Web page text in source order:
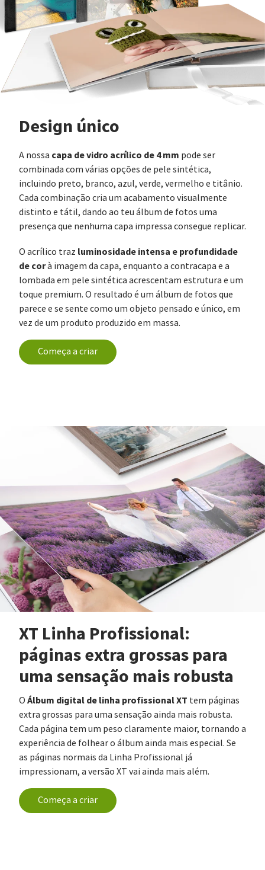
Design único
A nossa capa de vidro acrílico de 4 mm pode ser
combinada com várias opções de pele sintética,
incluindo preto, branco, azul, verde, vermelho e titânio.
Cada combinação cria um acabamento visualmente
distinto e tátil, dando ao teu álbum de fotos uma
presença que nenhuma capa impressa consegue replicar.
O acrílico traz luminosidade intensa e profundidade
de corà imagem da capa, enquanto a contracapa e a
lombada em pele sintética acrescentam estrutura e um
toque premium. O resultado é um álbum de fotos que
parece e se sente como um objeto pensado e único, em
vez de um produto produzido em massa.
Começa a criar
XT Linha Profissional:
páginas extra grossas para
uma sensação mais robusta
O Álbum digital de linha profissional XT tem páginas
extra grossas para uma sensação ainda mais robusta.
Cada página tem um peso claramente maior, tornando a
experiência de folhear o álbum ainda mais especial. Se
as páginas normais da Linha Profissional já
impressionam, a versão XT vai ainda mais além.
Começa a criar